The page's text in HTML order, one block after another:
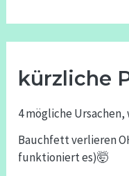
kürzliche
4 mögliche
Bauchfett verlieren
funktioniert es)🤯